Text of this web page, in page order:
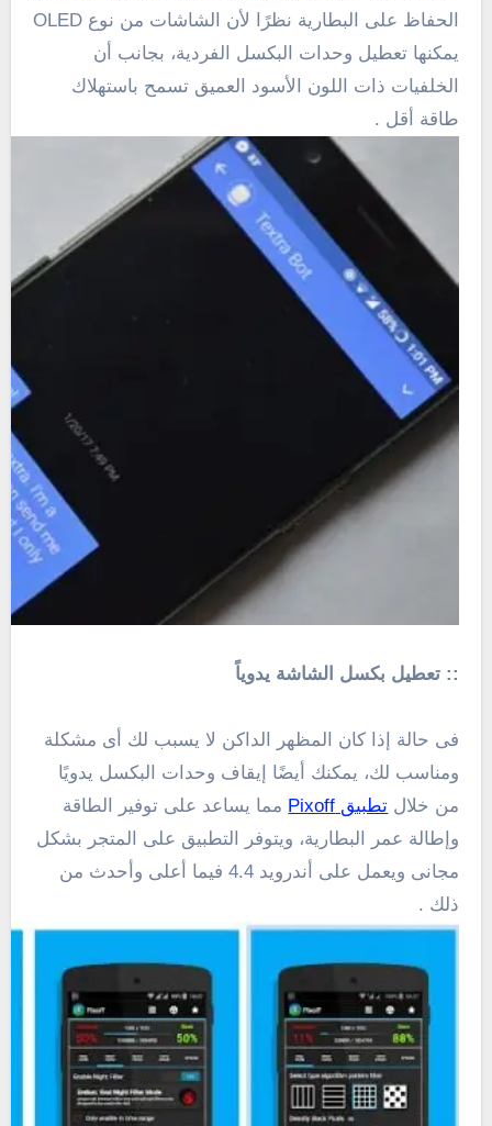
الحفاظ على البطارية نظرًا لأن الشاشات من نوع OLED
يمكنها تعطيل وحدات البكسل الفردية، بجانب أن
الخلفيات ذات اللون الأسود العميق تسمح باستهلاك
طاقة أقل .
:: تعطيل بكسل الشاشة يدوياً
فى حالة إذا كان المظهر الداكن لا يسبب لك أى مشكلة
ومناسب لك، يمكنك أيضًا إيقاف وحدات البكسل يدويًا
من خلال تطبيق Pixoff مما يساعد على توفير الطاقة
وإطالة عمر البطارية، ويتوفر التطبيق على المتجر بشكل
مجانى ويعمل على أندرويد 4.4 فيما أعلى وأحدث من
ذلك .